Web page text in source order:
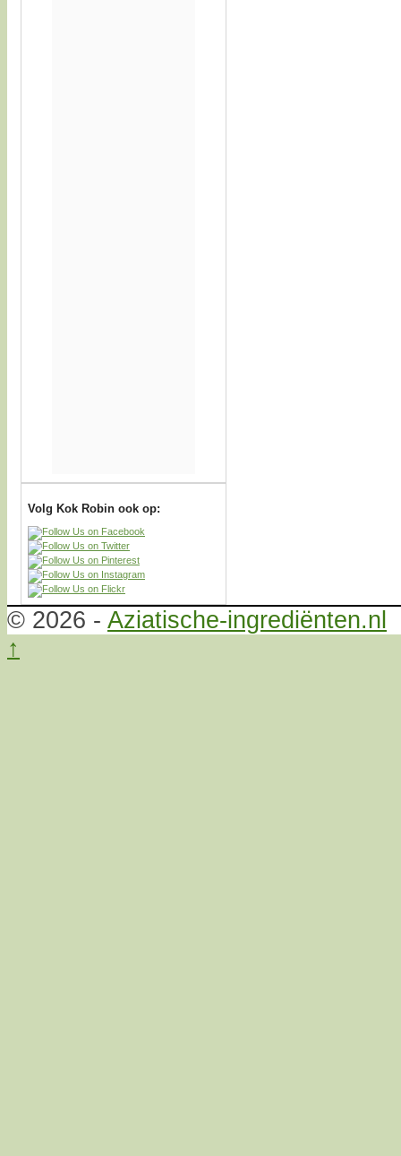
Volg Kok Robin ook op:
© 2026 - Aziatische-ingrediënten.nl
↑